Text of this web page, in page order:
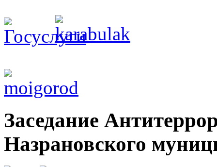
Заседание
Назрановского